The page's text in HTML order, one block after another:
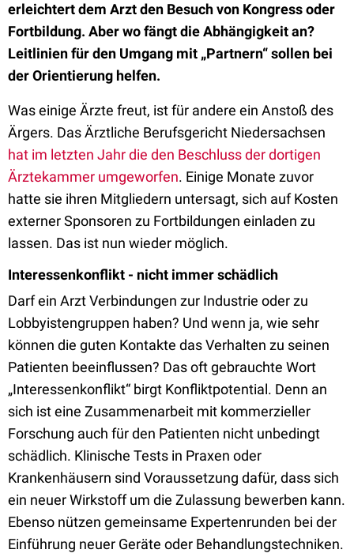
erleichtert dem Arzt den Besuch von Kongress oder
Fortbildung. Aber wo fängt die Abhängigkeit an?
Leitlinien für den Umgang mit „Partnern“ sollen bei
der Orientierung helfen.
Was einige Ärzte freut, ist für andere ein Anstoß des
Ärgers. Das Ärztliche Berufsgericht Niedersachsen
hat im letzten Jahr die den Beschluss der dortigen
Ärztekammer umgeworfen. Einige Monate zuvor
hatte sie ihren Mitgliedern untersagt, sich auf Kosten
externer Sponsoren zu Fortbildungen einladen zu
lassen. Das ist nun wieder möglich.
Interessenkonflikt - nicht immer schädlich
Darf ein Arzt Verbindungen zur Industrie oder zu
Lobbyistengruppen haben? Und wenn ja, wie sehr
können die guten Kontakte das Verhalten zu seinen
Patienten beeinflussen? Das oft gebrauchte Wort
„Interessenkonflikt“ birgt Konfliktpotential. Denn an
sich ist eine Zusammenarbeit mit kommerzieller
Forschung auch für den Patienten nicht unbedingt
schädlich. Klinische Tests in Praxen oder
Krankenhäusern sind Voraussetzung dafür, dass sich
ein neuer Wirkstoff um die Zulassung bewerben kann.
Ebenso nützen gemeinsame Expertenrunden bei der
Einführung neuer Geräte oder Behandlungstechniken.